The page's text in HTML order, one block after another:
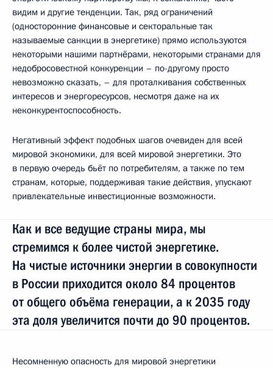
видим и другие тенденции. Так, ряд ограничений
(односторонние финансовые и секторальные так
называемые санкции в энергетике) прямо используются
некоторыми нашими партнёрами, некоторыми странами для
недобросовестной конкуренции – по-другому просто
невозможно сказать, – для проталкивания собственных
интересов и энергоресурсов, несмотря даже на их
неконкурентоспособность.
Негативный эффект подобных шагов очевиден для всей
мировой экономики, для всей мировой энергетики. Это
в первую очередь бьёт по потребителям, а также по тем
странам, которые, поддерживая такие действия, упускают
привлекательные инвестиционные возможности.
Как и все ведущие страны мира, мы
стремимся к более чистой энергетике.
На чистые источники энергии в совокупности
в России приходится около 84 процентов
от общего объёма генерации, а к 2035 году
эта доля увеличится почти до 90 процентов.
Несомненную опасность для мировой энергетики